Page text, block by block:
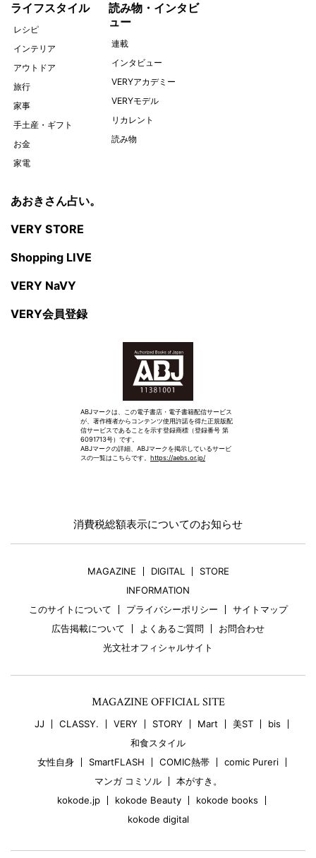
ライフスタイル
レシピ
インテリア
アウトドア
旅行
家事
手土産・ギフト
お金
家電
読み物・インタビ
ュー
連載
インタビュー
VERYアカデミー
VERYモデル
リカレント
読み物
あおきさん占い。
VERY STORE
Shopping LIVE
VERY NaVY
VERY会員登録
ABJマークは、この電子書店・電子書籍配信サービス
が、著作権者からコンテンツ使用許諾を得た正規版配
信サービスであることを示す登録商標（登録番号 第
6091713号）です。
ABJマークの詳細、ABJマークを掲示しているサービ
スの一覧はこちらです。 https://aebs.or.jp/
消費税総額表示についてのお知らせ
MAGAZINE DIGITAL
STORE
INFORMATION
このサイトについて
プライバシーポリシー
サイトマップ
広告掲載について
よくあるご質問
お問合わせ
光文社オフィシャルサイト
MAGAZINE OFFICIAL SITE
JJ CLASSY. VERY STORY Mart 美ST
bis
和食スタイル
女性自身
SmartFLASH COMIC熱帯
comic Pureri
マンガ コミソル
本がすき。
kokode.jp
kokode Beauty
kokode books
kokode digital